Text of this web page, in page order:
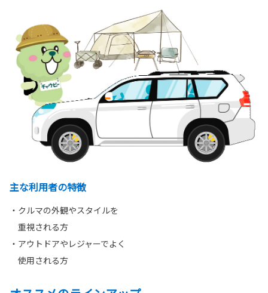
主な利用者の特徴
・クルマの外観やスタイルを
重視される方
・アウトドアやレジャーでよく
使用される方